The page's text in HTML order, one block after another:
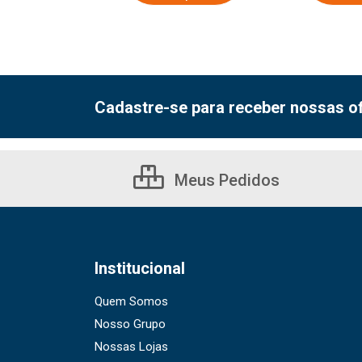
Cadastre-se para receber nossas
Meus Pedidos
Institucional
Quem Somos
Nosso Grupo
Nossas Lojas